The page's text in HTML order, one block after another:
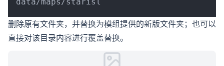
删除原有文件夹，并替换为模组提供的新版文件夹；也可以
直接对该目录内容进行覆盖替换。